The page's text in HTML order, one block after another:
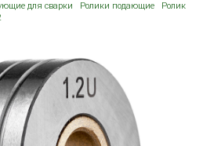
для сварки Ролики подающие
Ролик